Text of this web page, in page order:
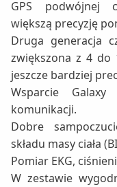
GPS podwójnej
większą precyzję
Druga generacja
zwiększona z 4
jeszcze bardziej
Wsparcie
komunikacji.
Dobre
składu masy ciała
Pomiar EKG,
W zestawie